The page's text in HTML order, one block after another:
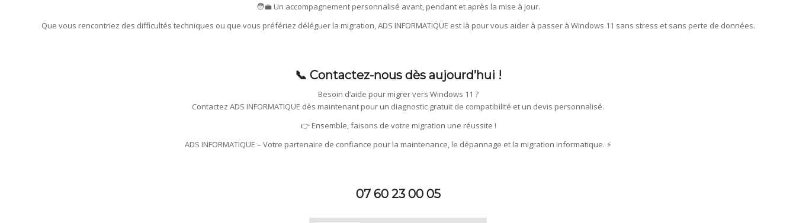
🧑‍💼 Un accompagnement personnalisé avant, pendant et après la mise à jour.
Que vous rencontriez des difficultés techniques ou que vous préfériez déléguer la migration, ADS INFORMATIQUE est là pour vous aider à passer à Windows 11 sans stress et sans perte de données.
📞 Contactez-nous dès aujourd’hui !
Besoin d’aide pour migrer vers Windows 11 ?
Contactez ADS INFORMATIQUE dès maintenant pour un diagnostic gratuit de compatibilité et un devis personnalisé.
👉 Ensemble, faisons de votre migration une réussite !
ADS INFORMATIQUE – Votre partenaire de confiance pour la maintenance, le dépannage et la migration informatique. ⚡
07 60 23 00 05